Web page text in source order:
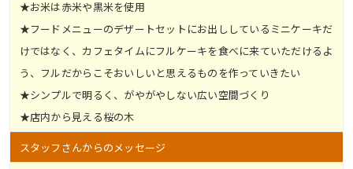
★お米は赤米や黒米を使用
★フードメニューのデザートセットにお出ししているミニケーキだ
けではなく、カフェタイムにフルケーキを食べに来ていただけるよ
う、フルだからこそおいしいと思えるものを作っていきたい
★シンプルで明るく、がやがやしない広い空間づくり
★店内から見える桜の木
スタッフさんからのメッセージ